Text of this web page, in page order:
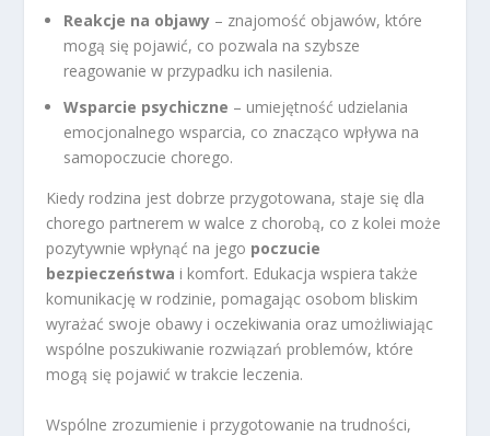
Reakcje na objawy – znajomość objawów, które
mogą się pojawić, co pozwala na szybsze
reagowanie w przypadku ich nasilenia.
Wsparcie psychiczne – umiejętność udzielania
emocjonalnego wsparcia, co znacząco wpływa na
samopoczucie chorego.
Kiedy rodzina jest dobrze przygotowana, staje się dla
chorego partnerem w walce z chorobą, co z kolei może
pozytywnie wpłynąć na jego poczucie
bezpieczeństwa i komfort. Edukacja wspiera także
komunikację w rodzinie, pomagając osobom bliskim
wyrażać swoje obawy i oczekiwania oraz umożliwiając
wspólne poszukiwanie rozwiązań problemów, które
mogą się pojawić w trakcie leczenia.
Wspólne zrozumienie i przygotowanie na trudności,